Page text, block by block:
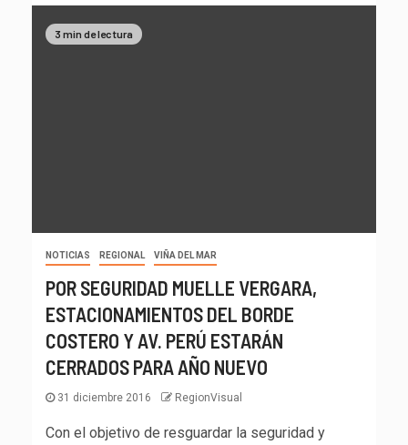
3 min de lectura
NOTICIAS REGIONAL VIÑA DEL MAR
POR SEGURIDAD MUELLE VERGARA,
ESTACIONAMIENTOS DEL BORDE
COSTERO Y AV. PERÚ ESTARÁN
CERRADOS PARA AÑO NUEVO
31 diciembre 2016 RegionVisual
Con el objetivo de resguardar la seguridad y